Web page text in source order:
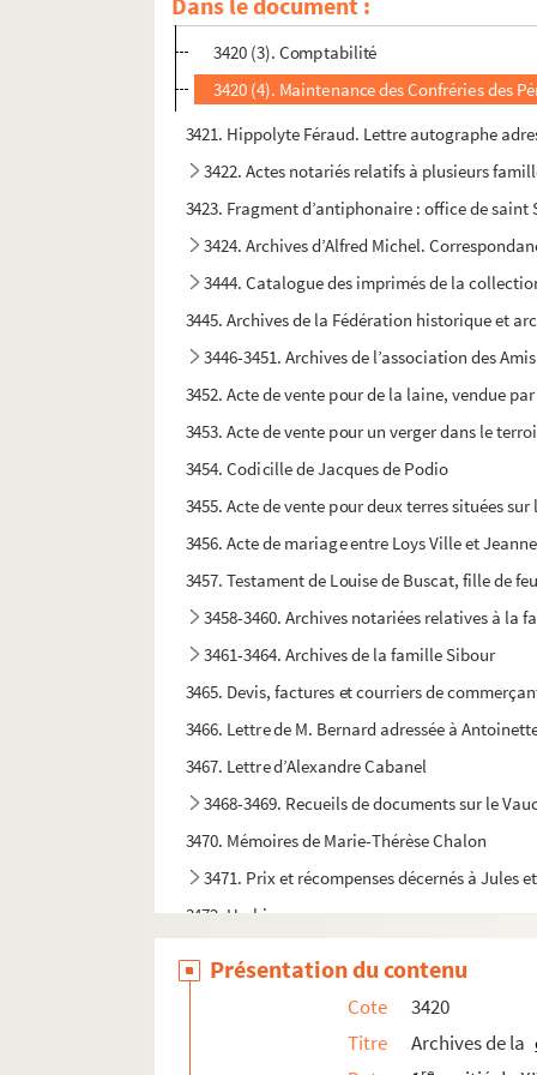
3420 (2). Chapelle des Pénitents noirs de
3420 (3). Comptabilité
3420 (4). Maintenance des Confréries des
3421. Hippolyte Féraud. Lettre autographe
3422. Actes notariés relatifs à plusieurs
3423. Fragment d’antiphonaire : office de saint
3424. Archives d’Alfred Michel.
3444. Catalogue des imprimés de la
3445. Archives de la Fédération historique et
3446-3451. Archives de l’association des
3452. Acte de vente pour de la laine, vendue
3453. Acte de vente pour un verger dans le
3454. Codicille de Jacques de Podio
3455. Acte de vente pour deux terres situées
3456. Acte de mariage entre Loys Ville et
3457. Testament de Louise de Buscat, fille de
3458-3460. Archives notariées relatives à la
3461-3464. Archives de la famille Sibour
3465. Devis, factures et courriers de
3466. Lettre de M. Bernard adressée à
3467. Lettre d’Alexandre Cabanel
3468-3469. Recueils de documents sur le
3470. Mémoires de Marie-Thérèse Chalon
3471. Prix et récompenses décernés à Jules
3472. Herbier
3474.
Présentation du contenu
Cote
3420
Titre
Archives de la